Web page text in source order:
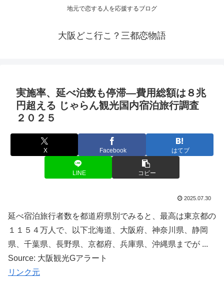
地元で恋する人を応援するブログ
大阪どこ行こ？三都恋物語
実施率、延べ泊数も停滞―費用総額は８兆
円超える じゃらん観光国内宿泊旅行調査
２０２５
X Facebook はてブ
LINE コピー
2025.07.30
延べ宿泊旅行者数を都道府県別でみると、最高は東京都の
１１５４万人で、以下北海道、大阪府、神奈川県、静岡
県、千葉県、長野県、京都府、兵庫県、沖縄県までが ...
Source: 大阪観光Gアラート
リンク元